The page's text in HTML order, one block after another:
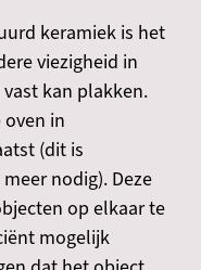
keramiek is het
viezigheid in
kan plakken.
in
(dit is
nodig). Deze
op elkaar te
mogelijk